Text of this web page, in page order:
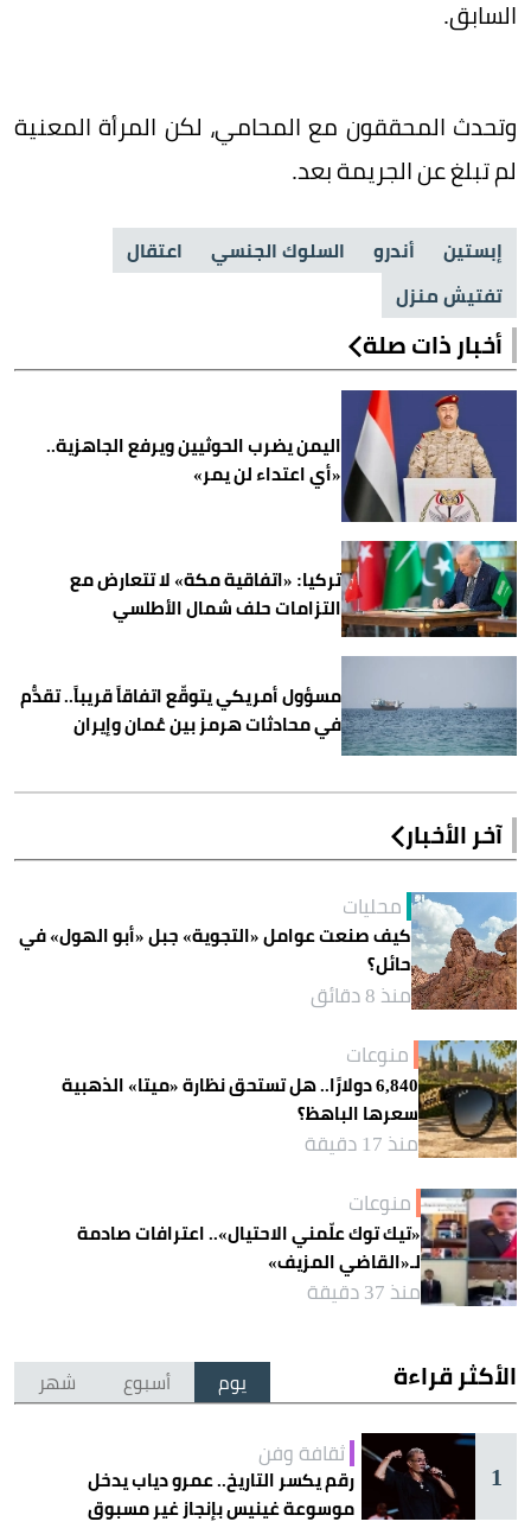
السابق.
وتحدث المحققون مع المحامي، لكن المرأة المعنية
لم تبلغ عن الجريمة بعد.
إبستين أندرو السلوك الجنسي
اعتقال
تفتيش منزل
أخبار ذات صلة
اليمن يضرب الحوثيين ويرفع الجاهزية..
«أي اعتداء لن يمر»
تركيا: «اتفاقية مكة» لا تتعارض مع
التزامات حلف شمال الأطلسي
مسؤول أمريكي يتوقّع اتفاقاً قريباً.. تقدُّم
في محادثات هرمز بين عُمان وإيران
آخر الأخبار
محليات
كيف صنعت عوامل «التجوية» جبل «أبو الهول» في
حائل؟
منذ 8 دقائق
منوعات
6,840 دولارًا.. هل تستحق نظارة «ميتا» الذهبية
سعرها الباهظ؟
منذ 17 دقيقة
منوعات
«تيك توك علّمني الاحتيال».. اعترافات صادمة
لـ«القاضي المزيف»
منذ 37 دقيقة
الأكثر قراءة يوم أسبوع شهر
1
ثقافة وفن
رقم يكسر التاريخ.. عمرو دياب يدخل
موسوعة غينيس بإنجاز غير مسبوق